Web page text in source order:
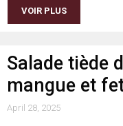
VOIR PLUS
Salade tiède
mangue et
April 28, 2025